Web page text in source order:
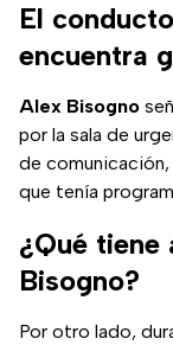
El
encuentra
Alex Bisogno
por la sala de
de
que tenía
¿Qué tiene
Bisogno?
Por otro lado,